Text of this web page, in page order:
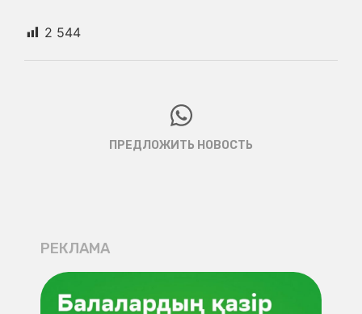
2 544
ПРЕДЛОЖИТЬ НОВОСТЬ
РЕКЛАМА